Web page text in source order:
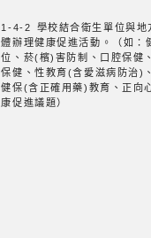
1-4-2 學校結合衛生單位與地
體辦理健康促進活動。（如：
位、菸(檳)害防制、口腔保健
保健、性教育(含愛滋病防治)
健保(含正確用藥)教育、正向
康促進議題）